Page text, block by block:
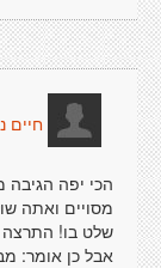
חיים
הכי יפה הגיבה
מסויים ואתה
שלט בו! התרצה
אבל כן אומר: